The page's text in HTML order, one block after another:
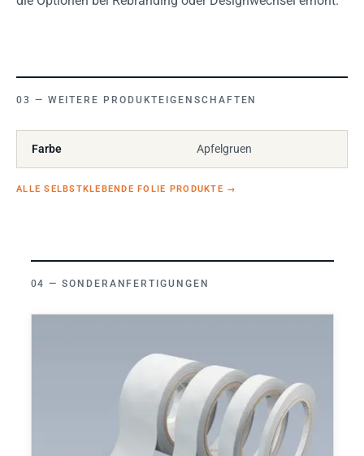
WEITERE PRODUKTEIGENSCHAFTEN
Farbe Apfelgruen
ALLE SELBSTKLEBENDE FOLIE PRODUKTE →
SONDERANFERTIGUNGEN